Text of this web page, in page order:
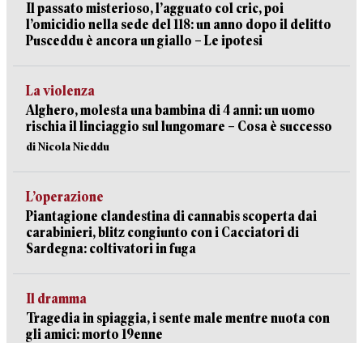
Il passato misterioso, l’agguato col cric, poi
l’omicidio nella sede del 118: un anno dopo il delitto
Pusceddu è ancora un giallo – Le ipotesi
La violenza
Alghero, molesta una bambina di 4 anni: un uomo
rischia il linciaggio sul lungomare – Cosa è successo
di Nicola Nieddu
L’operazione
Piantagione clandestina di cannabis scoperta dai
carabinieri, blitz congiunto con i Cacciatori di
Sardegna: coltivatori in fuga
Il dramma
Tragedia in spiaggia, i sente male mentre nuota con
gli amici: morto 19enne